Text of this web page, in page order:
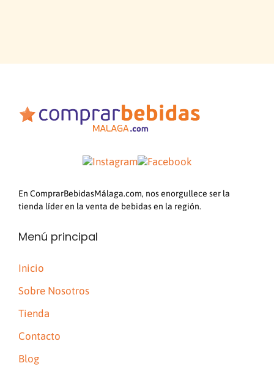
En ComprarBebidasMálaga.com, nos enorgullece ser la
tienda líder en la venta de bebidas en la región.
Menú principal
Inicio
Sobre Nosotros
Tienda
Contacto
Blog